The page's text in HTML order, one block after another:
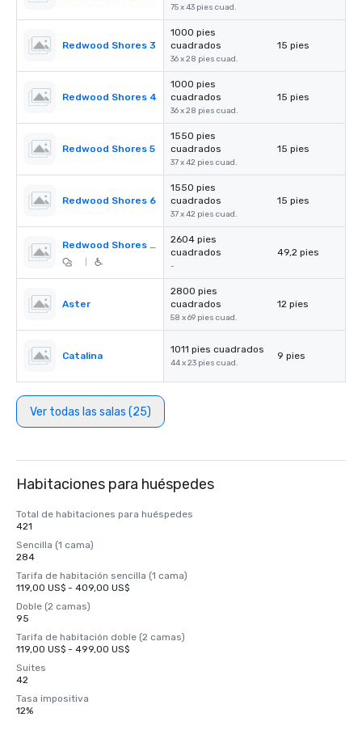
75 x 43 pies cuad.
Redwood Shores 3
1000 pies
cuadrados
36 x 28 pies cuad.
15 pies
Redwood Shores 4
1000 pies
cuadrados
36 x 28 pies cuad.
15 pies
Redwood Shores 5
1550 pies
cuadrados
37 x 42 pies cuad.
15 pies
Redwood Shores 6
1550 pies
cuadrados
37 x 42 pies cuad.
15 pies
Redwood Shores Pre-Function
2604 pies
cuadrados
-
49,2 pies
Aster
2800 pies
cuadrados
58 x 69 pies cuad.
12 pies
Catalina
1011 pies cuadrados
44 x 23 pies cuad.
9 pies
Ver todas las salas (25)
Habitaciones para huéspedes
Total de habitaciones para huéspedes
421
Sencilla (1 cama)
284
Tarifa de habitación sencilla (1 cama)
119,00 US$ - 409,00 US$
Doble (2 camas)
95
Tarifa de habitación doble (2 camas)
119,00 US$ - 499,00 US$
Suites
42
Tasa impositiva
12%